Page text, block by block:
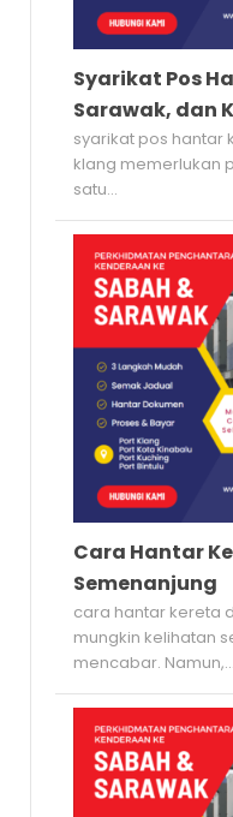
Syarikat Pos
Sarawak, dan
syarikat pos hantar
klang memerlukan
satu...
Cara Hantar
Semenanjung
cara hantar kereta
mungkin kelihatan
mencabar. Namun,...